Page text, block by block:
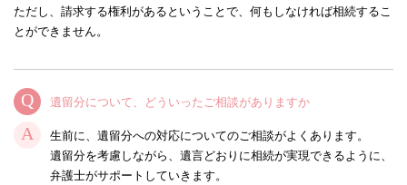
ただし、請求する権利があるということで、何もしなければ相続するこ
とができません。
遺留分について、どういったご相談がありますか
生前に、遺留分への対応についてのご相談がよくあります。
遺留分を考慮しながら、遺言どおりに相続が実現できるように、
弁護士がサポートしていきます。